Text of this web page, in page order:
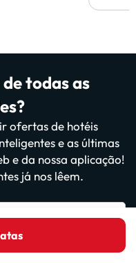
todas as
ofertas de hotéis
e as últimas
e da nossa aplicação!
já nos lêem.